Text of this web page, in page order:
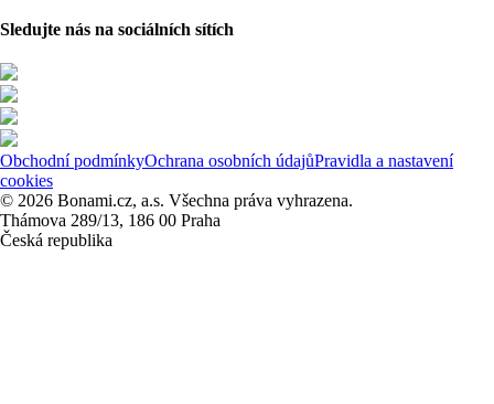
Sledujte nás na sociálních sítích
Obchodní podmínkyOchrana osobních údajůPravidla a nastavení
cookies
© 2026 Bonami.cz, a.s. Všechna práva vyhrazena.
Thámova 289/13, 186 00 Praha
Česká republika